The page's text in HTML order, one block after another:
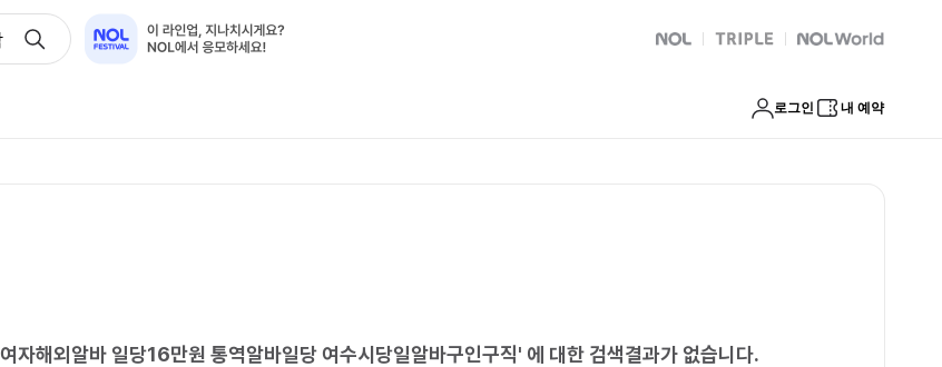
설팅 여자해외알바 일당16만원 통역알바일당 여수시당일알바구인구직 NOL 트리플 Global Interpark
로그인 내 예약
해외알바 일당16만원 통역알바일당 여수시당일알바구인구직' 에 대한 검색결과가 없습니다.